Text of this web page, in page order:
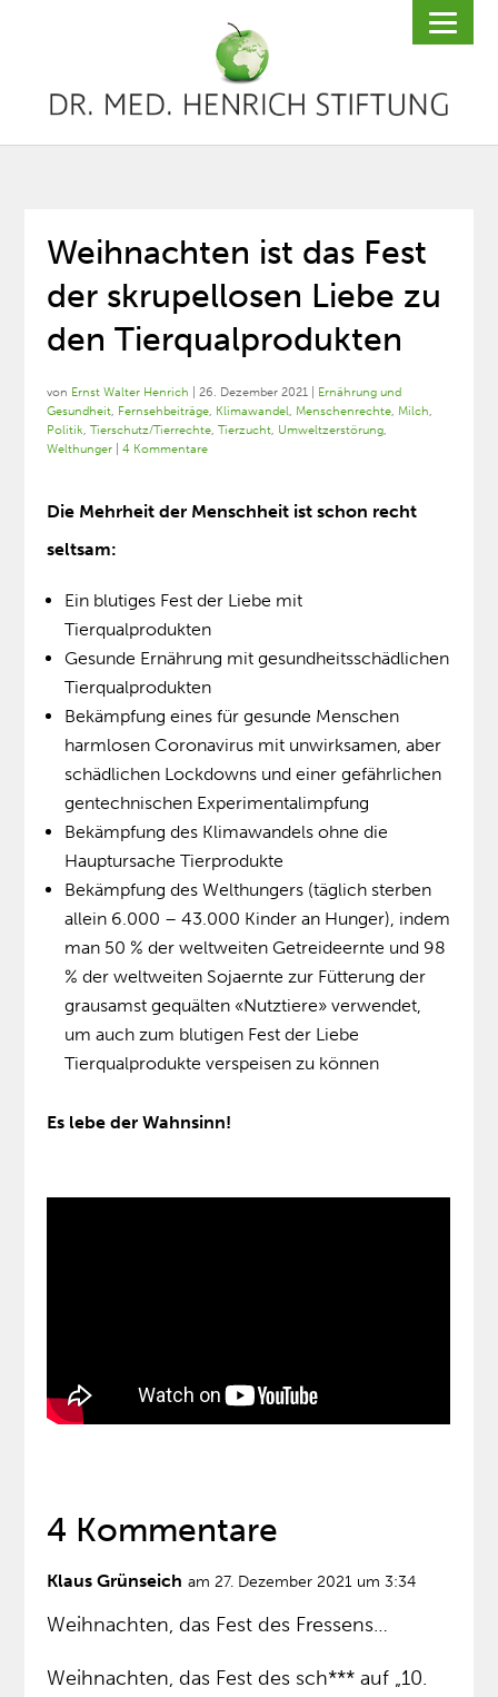
Weihnachten ist das Fest
der skrupellosen Liebe zu
den Tierqualprodukten
von Ernst Walter Henrich |26. Dezember 2021
Ernährung und
Gesundheit, Fernsehbeiträge, Klimawandel, Menschenrechte, Milch,
Politik,Tierschutz/Tierrechte,Tierzucht, Umweltzerstörung,
Welthunger |4 Kommentare
Die Mehrheit der Menschheit ist schon recht
seltsam:
Ein blutiges Fest der Liebe mit
Tierqualprodukten
Gesunde Ernährung mit gesundheitsschädlichen
Tierqualprodukten
Bekämpfung eines für gesunde Menschen
harmlosen Coronavirus mit unwirksamen, aber
schädlichen Lockdowns und einer gefährlichen
gentechnischen Experimentalimpfung
Bekämpfung des Klimawandels ohne die
Hauptursache Tierprodukte
Bekämpfung des Welthungers (täglich sterben
allein 6.000 – 43.000 Kinder an Hunger), indem
man 50 % der weltweiten Getreideernte und 98
% der weltweiten Sojaernte zur Fütterung der
grausamst gequälten «Nutztiere» verwendet,
um auch zum blutigen Fest der Liebe
Tierqualprodukte verspeisen zu können
Es lebe der Wahnsinn!
4 Kommentare
Klaus Grünseich am 27. Dezember 2021 um 3:34
Weihnachten, das Fest des Fressens…
Weihnachten, das Fest des sch*** auf „10.